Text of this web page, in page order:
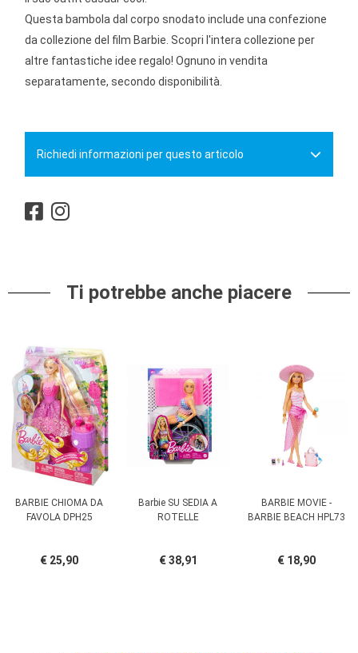
Questa bambola dal corpo snodato include una confezione
da collezione del film Barbie. Scopri l'intera collezione per
altre fantastiche idee regalo! Ognuno in vendita
separatamente, secondo disponibilità.
Richiedi informazioni per questo articolo
Ti potrebbe anche piacere
BARBIE CHIOMA DA
FAVOLA DPH25
€ 25,90
Barbie SU SEDIA A
ROTELLE
€ 38,91
BARBIE MOVIE -
BARBIE BEACH HPL73
€ 18,90